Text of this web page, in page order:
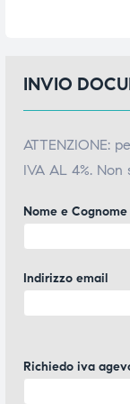
e
INVIO
ATTENZIONE:
IVA AL 4%.
Nome e Cognome
Indirizzo email
Richiedo iva
e